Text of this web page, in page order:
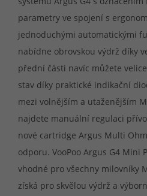
parametry ve spojení s
jednoduchými automatickými
nabídne obrovskou výdrž díky
přední části navíc můžete
stav díky praktické indikační
mezi volnějším a utaženějším
najdete manuální regulaci
nové cartridge Argus Multi
odporu. VooPoo Argus G4 Mini
vhodné pro všechny milovníky
získá pro skvělou výdrž a